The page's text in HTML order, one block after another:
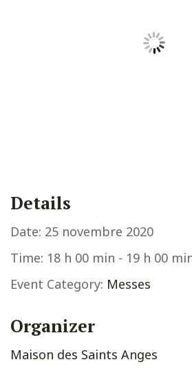
Details
Date: 25 novembre 2020
Time: 18 h 00 min - 19 h 00
Event Category: Messes
Organizer
Maison des Saints Anges